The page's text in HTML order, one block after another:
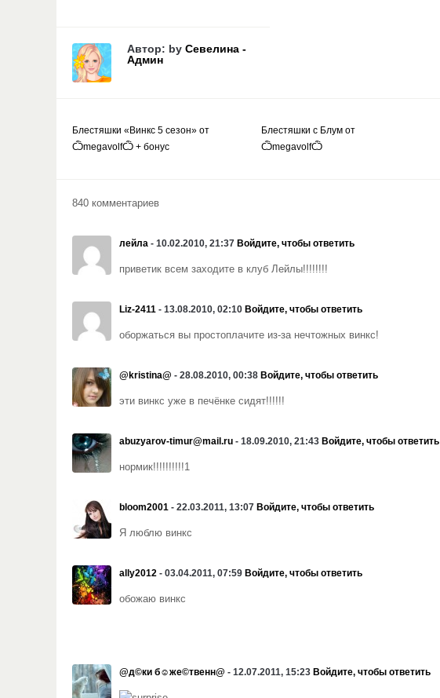
Автор: by Севелина -
Админ
Блестяшки «Винкс 5 сезон» от
ѼmegavolfѼ + бонус
Блестяшки с Блум от
ѼmegavolfѼ
840 комментариев
лейла - 10.02.2010, 21:37 Войдите, чтобы ответить
приветик всем заходите в клуб Лейлы!!!!!!!!
Liz-2411 - 13.08.2010, 02:10 Войдите, чтобы ответить
оборжаться вы простоплачите из-за нечтожных винкс!
@kristina@ - 28.08.2010, 00:38 Войдите, чтобы ответить
эти винкс уже в печёнке сидят!!!!!!
abuzyarov-timur@mail.ru - 18.09.2010, 21:43 Войдите, чтобы ответить
нормик!!!!!!!!!!1
bloom2001 - 22.03.2011, 13:07 Войдите, чтобы ответить
Я люблю винкс
ally2012 - 03.04.2011, 07:59 Войдите, чтобы ответить
обожаю винкс
@д©ки б☺же©твенн@ - 12.07.2011, 15:23 Войдите, чтобы ответить